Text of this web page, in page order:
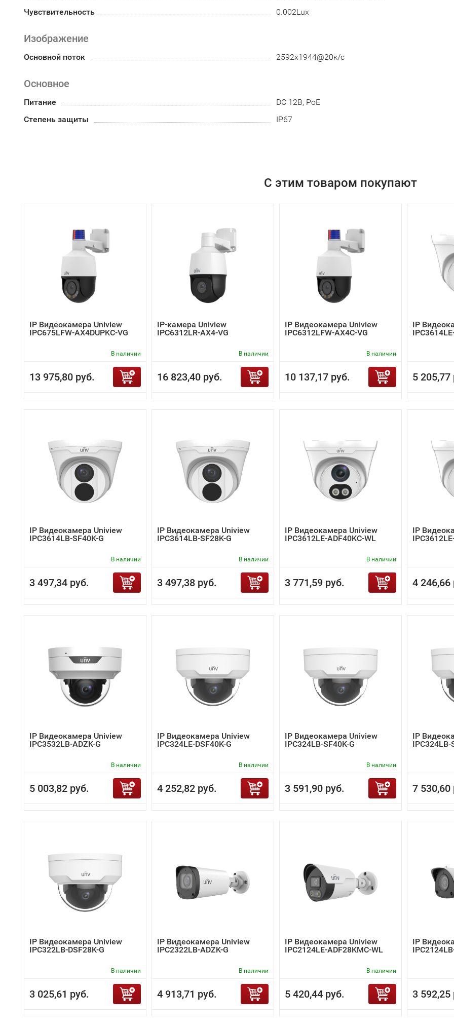
Чувствительность
0.002Lux
Изображение
Основной поток 2592x1944@20к/с
Основное
Питание
DC 12В, PoE
Степень защиты
IP67
С этим товаром покупают
IP Видеокамера Uniview
IPC675LFW-AX4DUPKC-VG
В наличии
13 975,80 руб.
IP-камера Uniview
IPC6312LR-AX4-VG
В наличии
16 823,40 руб.
IP Видеокамера Uniview
IPC6312LFW-AX4C-VG
В наличии
10 137,17 руб.
IP
5 205,77
IP Видеокамера Uniview
IPC3614LB-SF40K-G
В наличии
3 497,34 руб.
IP Видеокамера Uniview
IPC3614LB-SF28K-G
В наличии
3 497,38 руб.
IP Видеокамера Uniview
IPC3612LE-ADF40KC-WL
В наличии
3 771,59 руб.
IP
4 246,66
IP Видеокамера Uniview
IPC3532LB-ADZK-G
В наличии
5 003,82 руб.
IP Видеокамера Uniview
IPC324LE-DSF40K-G
В наличии
4 252,82 руб.
IP Видеокамера Uniview
IPC324LB-SF40K-G
В наличии
3 591,90 руб.
IP
IPC324LB-
7 530,60
IP Видеокамера Uniview
IPC322LB-DSF28K-G
В наличии
3 025,61 руб.
IP Видеокамера Uniview
IPC2322LB-ADZK-G
В наличии
4 913,71 руб.
IP Видеокамера Uniview
IPC2124LE-ADF28KMC-WL
В наличии
5 420,44 руб.
IP
3 592,25